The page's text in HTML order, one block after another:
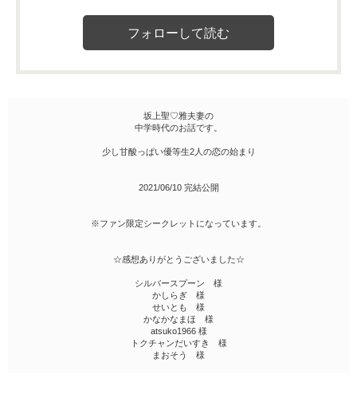
坂上聖♡雅夫妻の
中学時代のお話です。
少し甘酸っぱい優等生2人の恋の始まり
2021/06/10 完結公開
※ファン限定シークレットになっています。
☆感想ありがとうございました☆
シルバースプーン 様
かしらぎ 様
せいとも 様
かなかなまほ 様
atsuko1966 様
トクチャンだいすき 様
まおそう 様